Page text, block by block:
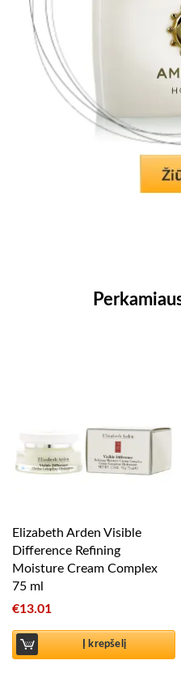
Elizabeth Arden Visible
Difference Refining
Moisture Cream Complex
75 ml
€13.01
Į krepšelį